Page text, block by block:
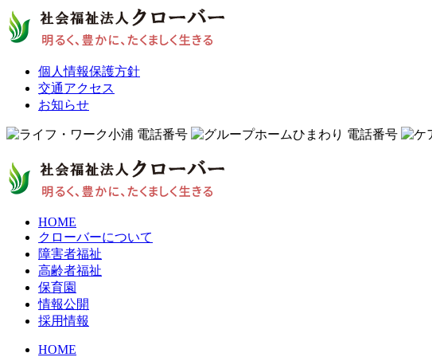
個人情報保護方針
交通アクセス
お知らせ
HOME
クローバーについて
障害者福祉
高齢者福祉
保育園
情報公開
採用情報
HOME